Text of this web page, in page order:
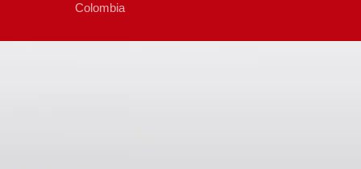
Colombia